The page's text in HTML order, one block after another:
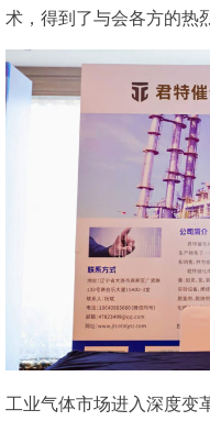
术，得到了与会各方的热
工业气体市场进入深度变